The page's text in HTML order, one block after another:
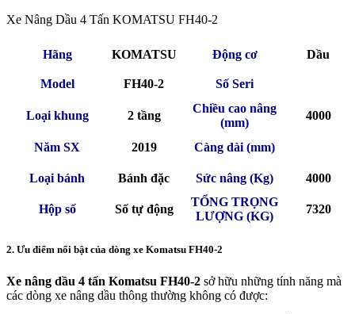
Xe Nâng Dầu 4 Tấn KOMATSU FH40-2
Hãng KOMATSU Động cơ Dầu
Model FH40-2 Số Seri
Loại khung 2 tầng
Chiều cao nâng
(mm)
4000
Năm SX 2019 Càng dài (mm)
Loại bánh Bánh đặc Sức nâng (Kg) 4000
Hộp số Số tự động
TỔNG TRỌNG
LƯỢNG (KG)
7320
2. Ưu điểm nổi bật của dòng xe Komatsu FH40-2
Xe nâng dầu 4 tấn Komatsu FH40-2 sở hữu những tính năng mà
các dòng xe nâng dầu thông thường không có được: